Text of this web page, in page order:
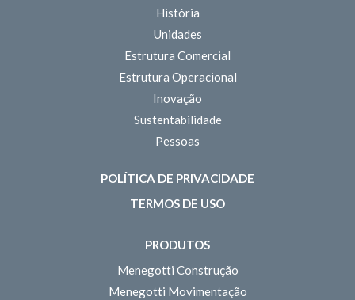
História
Unidades
Estrutura Comercial
Estrutura Operacional
Inovação
Sustentabilidade
Pessoas
POLÍTICA DE PRIVACIDADE
TERMOS DE USO
PRODUTOS
Menegotti Construção
Menegotti Movimentação